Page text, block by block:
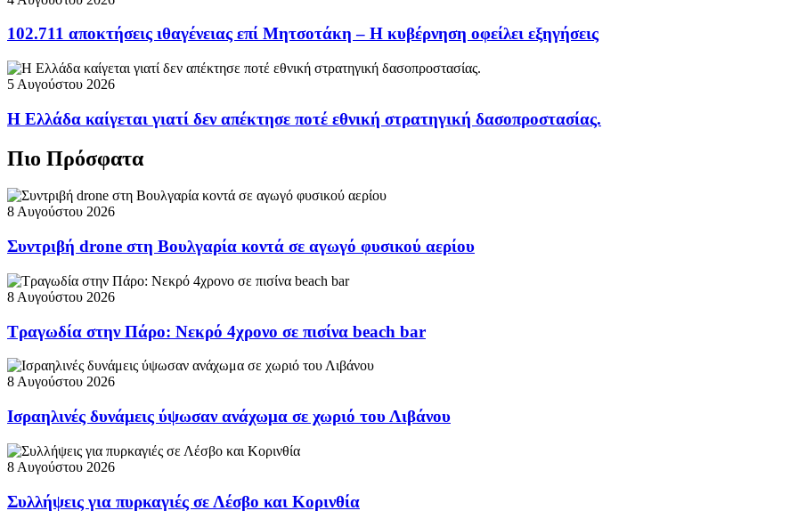
102.711 αποκτήσεις ιθαγένειας επί Μητσοτάκη – Η κυβέρνηση οφείλει εξηγήσεις
5 Αυγούστου 2026
Η Ελλάδα καίγεται γιατί δεν απέκτησε ποτέ εθνική στρατηγική δασοπροστασίας.
Πιο Πρόσφατα
8 Αυγούστου 2026
Συντριβή drone στη Βουλγαρία κοντά σε αγωγό φυσικού αερίου
8 Αυγούστου 2026
Τραγωδία στην Πάρο: Νεκρό 4χρονο σε πισίνα beach bar
8 Αυγούστου 2026
Ισραηλινές δυνάμεις ύψωσαν ανάχωμα σε χωριό του Λιβάνου
8 Αυγούστου 2026
Συλλήψεις για πυρκαγιές σε Λέσβο και Κορινθία